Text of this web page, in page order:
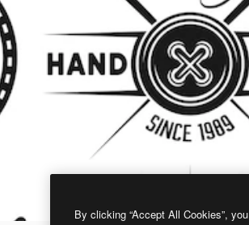
By clicking “Accept All Cookies”,